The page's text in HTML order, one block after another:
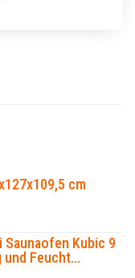
cm
Saunaofen Kubic 9
Feucht...